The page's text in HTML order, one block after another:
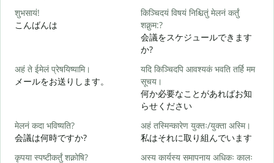
शुभसायं!
こんばんは
किञ्चिदयं विषयं निश्चितुं मेलनं कर्तुं
शक्नुम:?
会議をスケジュールできます
か?
अहं ते ईमेलं प्रेषयिष्यामि।
メールをお送りします。
यदि किञ्चिदपि आवश्यकं भवति तर्हि मम
सूचय।
何か必要なことがあればお知
らせください
मेलनं कदा भविष्यति?
会議は何時ですか?
अहं तस्मिन्कारेण युक्तः/युक्ता अस्मि।
私はそれに取り組んでいます
कृपया स्पष्टीकर्तुं शक्नोषि?
अस्य कार्यस्य समापनाय अधिकः कालः